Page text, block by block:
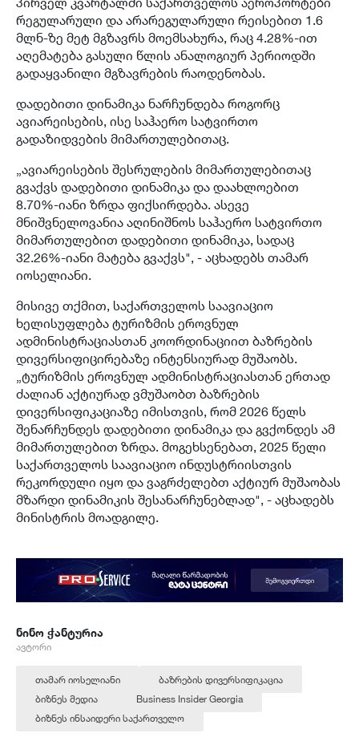
რეგულარული და არარეგულარული რეისებით 1.6
მლნ-ზე მეტ მგზავრს მოემსახურა, რაც 4.28%-ით
აღემატება გასული წლის ანალოგიურ პერიოდში
გადაყვანილი მგზავრების რაოდენობას.
დადებითი დინამიკა ნარჩუნდება როგორც
ავიარეისების, ისე საჰაერო სატვირთო
გადაზიდვების მიმართულებითაც.
„ავიარეისების შესრულების მიმართულებითაც
გვაქვს დადებითი დინამიკა და დაახლოებით
8.70%-იანი ზრდა ფიქსირდება. ასევე
მნიშვნელოვანია აღინიშნოს საჰაერო სატვირთო
მიმართულებით დადებითი დინამიკა, სადაც
32.26%-იანი მატება გვაქვს", - აცხადებს თამარ
იოსელიანი.
მისივე თქმით, საქართველოს საავიაციო
ხელისუფლება ტურიზმის ეროვნულ
ადმინისტრაციასთან კოორდინაციით ბაზრების
დივერსიფიცირებაზე ინტენსიურად მუშაობს.
„ტურიზმის ეროვნულ ადმინისტრაციასთან ერთად
ძალიან აქტიურად ვმუშაობთ ბაზრების
დივერსიფიკაციაზე იმისთვის, რომ 2026 წელს
შენარჩუნდეს დადებითი დინამიკა და გვქონდეს ამ
მიმართულებით ზრდა. მოგეხსენებათ, 2025 წელი
საქართველოს საავიაციო ინდუსტრიისთვის
რეკორდული იყო და ვაგრძელებთ აქტიურ მუშაობას
მზარდი დინამიკის შესანარჩუნებლად", - აცხადებს
მინისტრის მოადგილე.
ნინო ჭანტურია
ავტორი
თამარ იოსელიანი
ბაზრების დივერსიფიკაცია
ბიზნეს მედია
Business Insider Georgia
ბიზნეს ინსაიდერი საქართველო